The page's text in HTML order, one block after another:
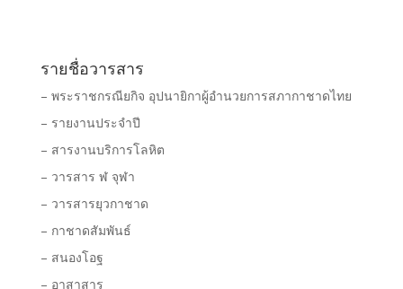
รายชื่อวารสาร
– พระราชกรณียกิจ อุปนายิกาผู้อำนวยการสภากาชาดไทย
– รายงานประจำปี
– สารงานบริการโลหิต
– วารสาร ฬ จุฬา
– วารสารยุวกาชาด
– กาชาดสัมพันธ์
– สนองโอฐ
– อาสาสาร